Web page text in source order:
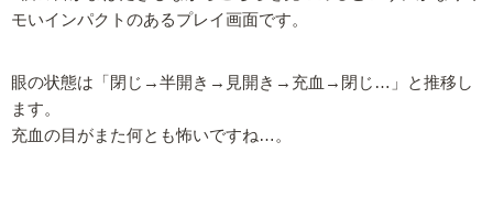
モいインパクトのあるプレイ画面です。
眼の状態は「閉じ→半開き→見開き→充血→閉じ…」と推移し
ます。
充血の目がまた何とも怖いですね…。